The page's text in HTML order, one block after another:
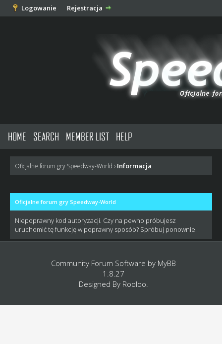
Logowanie Rejestracja
HOME SEARCH MEMBER LIST HELP
Oficjalne forum gry Speedway-World › Informacja
Oficjalne forum gry Speedway-World
Niepoprawny kod autoryzacji. Czy na pewno próbujesz
uruchomić tę funkcję w poprawny sposób? Spróbuj ponownie.
Community Forum Software by MyBB
1.8.27
Designed By Rooloo.